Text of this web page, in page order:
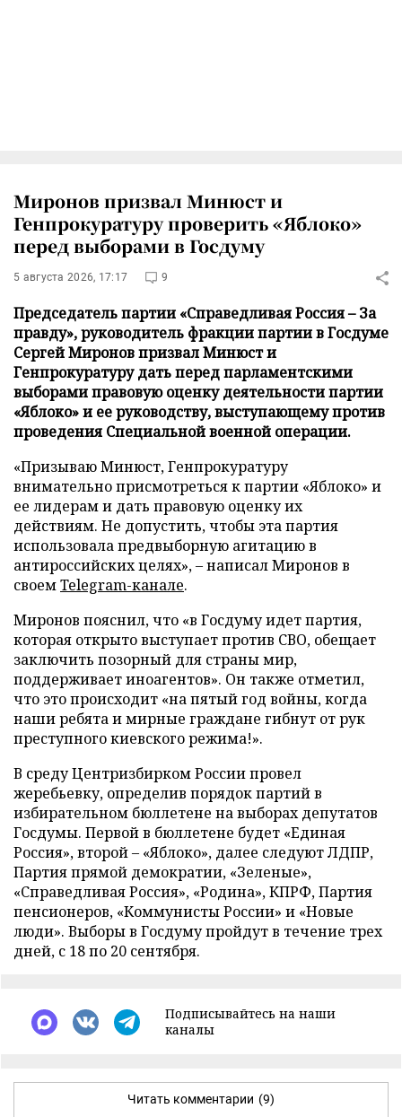
Миронов призвал Минюст и
Генпрокуратуру проверить «Яблоко»
перед выборами в Госдуму
5 августа 2026, 17:17 9
Председатель партии «Справедливая Россия – За
правду», руководитель фракции партии в Госдуме
Сергей Миронов призвал Минюст и
Генпрокуратуру дать перед парламентскими
выборами правовую оценку деятельности партии
«Яблоко» и ее руководству, выступающему против
проведения Специальной военной операции.
«Призываю Минюст, Генпрокуратуру
внимательно присмотреться к партии «Яблоко» и
ее лидерам и дать правовую оценку их
действиям. Не допустить, чтобы эта партия
использовала предвыборную агитацию в
антироссийских целях», – написал Миронов в
своемTelegram-канале.
Миронов пояснил, что «в Госдуму идет партия,
которая открыто выступает против СВО, обещает
заключить позорный для страны мир,
поддерживает иноагентов». Он также отметил,
что это происходит «на пятый год войны, когда
наши ребята и мирные граждане гибнут от рук
преступного киевского режима!».
В среду Центризбирком России провел
жеребьевку, определив порядок партий в
избирательном бюллетене на выборах депутатов
Госдумы. Первой в бюллетене будет «Единая
Россия», второй – «Яблоко», далее следуют ЛДПР,
Партия прямой демократии, «Зеленые»,
«Справедливая Россия», «Родина», КПРФ, Партия
пенсионеров, «Коммунисты России» и «Новые
люди». Выборы в Госдуму пройдут в течение трех
дней, с 18 по 20 сентября.
Подписывайтесь на наши
каналы
Читать комментарии (9)